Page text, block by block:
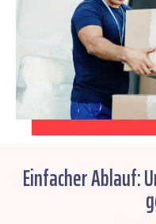
Einfacher Ablauf: